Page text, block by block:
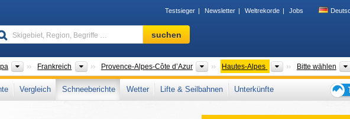
Testsieger Newsletter Weltrekorde Jobs
Skigebiet,
Region,
…
suchen
Kontinente
Frankreich LänderProvence-Alpes-Côte d’Azur Alte Regionen
Hautes-Alpes Départements
Bitte wählen
Vergleich Schneeberichte Wetter Lifte & Seilbahnen
Unterkünfte
für